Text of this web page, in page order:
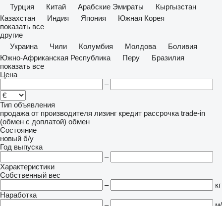
Турция
Китай Арабские Эмираты
Кыргызстан
Казахстан
Индия Япония
Южная Корея
показать все
другие
Украина
Чили Колумбия Молдова
Боливия
Южно-Африканская Республика
Перу
Бразилия
показать все
Цена
–
Тип объявления
продажа от производителя лизинг кредит рассрочка trade-in
(обмен с доплатой) обмен
Состояние
новый б/у
Год выпуска
–
Характеристики
Собственный вес
–
кг
Наработка